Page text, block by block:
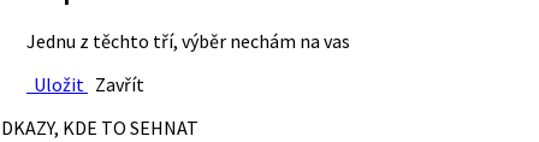
Jednu z těchto tří, výběr nechám na vas
Uložit Zavřít
KDE TO SEHNAT